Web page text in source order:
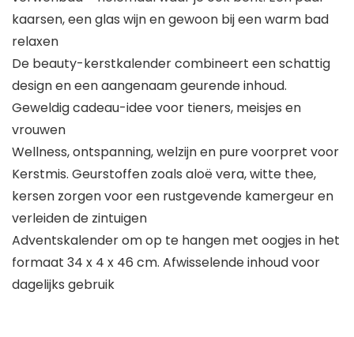
kaarsen, een glas wijn en gewoon bij een warm bad
relaxen
De beauty-kerstkalender combineert een schattig
design en een aangenaam geurende inhoud.
Geweldig cadeau-idee voor tieners, meisjes en
vrouwen
Wellness, ontspanning, welzijn en pure voorpret voor
Kerstmis. Geurstoffen zoals aloë vera, witte thee,
kersen zorgen voor een rustgevende kamergeur en
verleiden de zintuigen
Adventskalender om op te hangen met oogjes in het
formaat 34 x 4 x 46 cm. Afwisselende inhoud voor
dagelijks gebruik